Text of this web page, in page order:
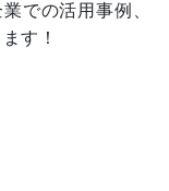
での活用事例、
す！